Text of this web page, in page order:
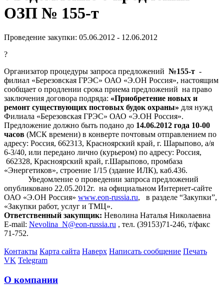
ОЗП № 155-т
Проведение закупки: 05.06.2012 - 12.06.2012
?
Организатор процедуры запроса предложений №155-т -
филиал «Березовская ГРЭС» ОАО «Э.ОН Россия», настоящим
сообщает о продлении срока приема предложений на право
заключения договора подряда: «Приобретение новых и
ремонт существующих постовых будок охраны» для нужд
Филиала «Березовская ГРЭС» ОАО «Э.ОН Россия».
Предложение должно быть подано до 14.06.2012 года 10-00
часов (МСК времени) в конверте почтовым отправлением по
адресу: Россия, 662313, Красноярский край, г. Шарыпово, а/я
6-3/40, или передано лично (курьером) по адресу: Россия,
662328, Красноярский край, г.Шарыпово, промбаза
«Энергетиков», строение 1/15 (здание ИЛК), каб.436.
Уведомление о проведении запроса предложений
опубликовано 22.05.2012г. на официальном Интернет-сайте
ОАО «Э.ОН Россия» www.eon-russia.ru,
в разделе “Закупки”,
«Закупки работ, услуг и ТМЦ».
Ответственный закупщик: Неволина Наталья Николаевна
E-mail: Nevolina N@eon-russia.ru , тел. (39153)71-246, т/факс
71-752.
Контакты Карта сайта Наверх Написать сообщение Печать
VK Telegram
О компании